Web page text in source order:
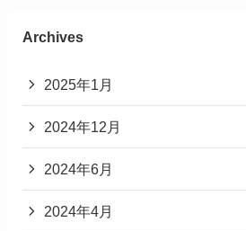
Archives
2025年1月
2024年12月
2024年6月
2024年4月